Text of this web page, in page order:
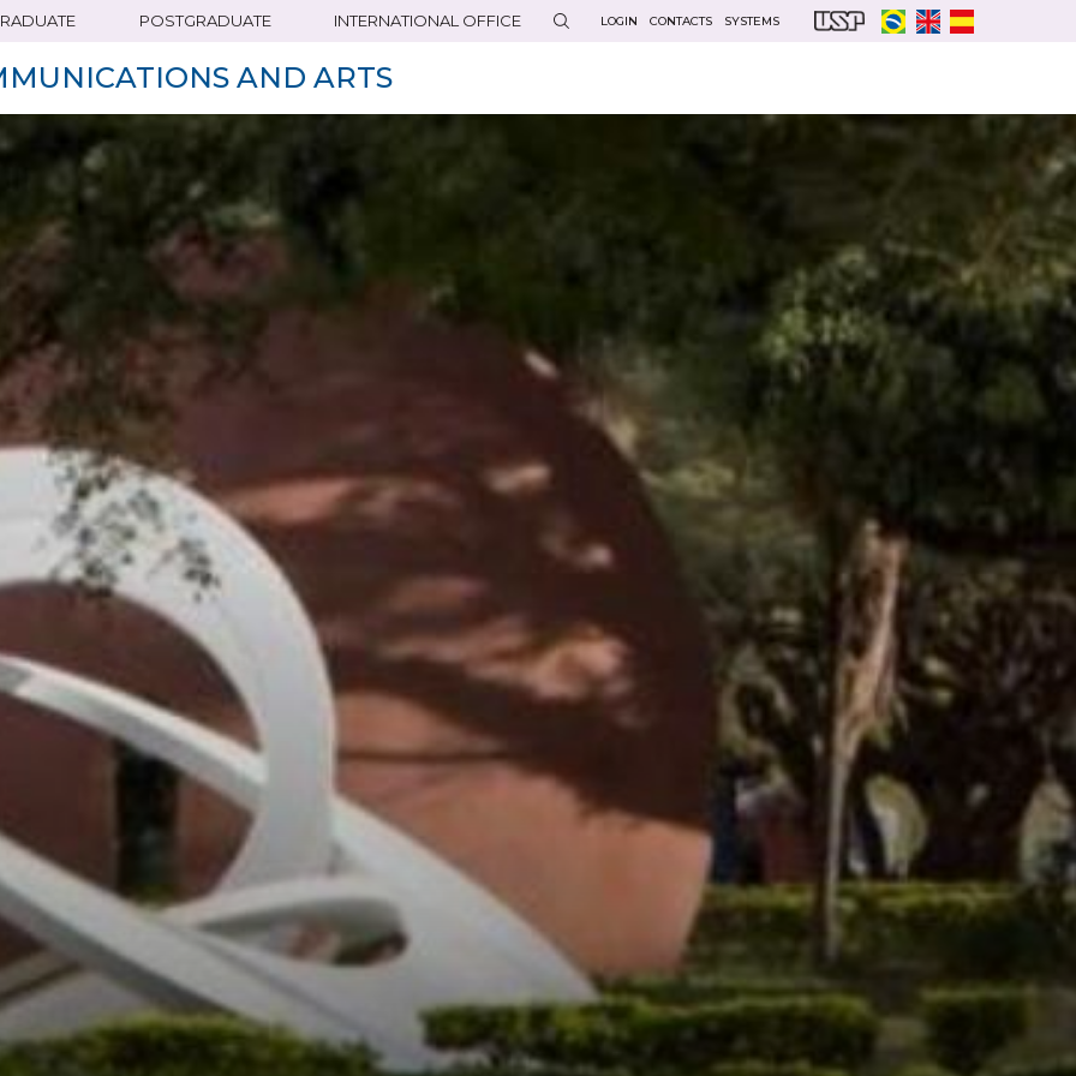
POSTGRADUATE INTERNATIONAL OFFICE LOGIN CONTACTS SYSTEMS
AND ARTS